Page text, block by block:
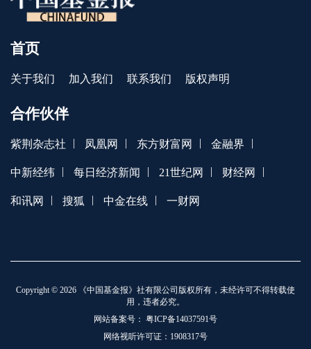
首页
关于我们 加入我们 联系我们 版权声明
合作伙伴
紫荆杂志社 | 凤凰网 | 东方财富网 | 金融界 |
中新经纬 | 每日经济新闻 | 21世纪网 | 财经网 |
和讯网 | 搜狐 | 中金在线 | 一财网
Copyright © 2026 《中国基金报》社有限公司版权所有，未经许可不得转载使
用，违者必究。
网站备案号： 粤ICP备14037591号
网络视听许可证：1908317号